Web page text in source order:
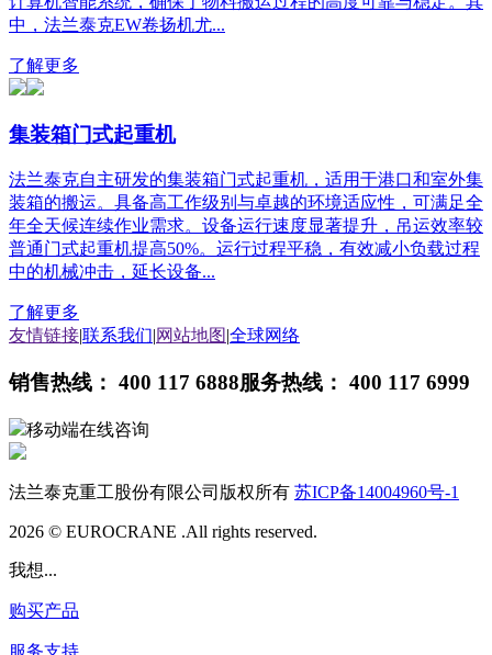
中，法兰泰克EW卷扬机尤...
了解更多
集装箱门式起重机
法兰泰克自主研发的集装箱门式起重机，适用于港口和室外集
装箱的搬运。具备高工作级别与卓越的环境适应性，可满足全
年全天候连续作业需求。设备运行速度显著提升，吊运效率较
普通门式起重机提高50%。运行过程平稳，有效减小负载过程
中的机械冲击，延长设备...
了解更多
友情链接联系我们 网站地图 全球网络
销售热线： 400 117 6888服务热线： 400 117 6999
移动端在线咨询
法兰泰克重工股份有限公司版权所有 苏ICP备14004960号-1
2026 © EUROCRANE .All rights reserved.
我想...
购买产品
服务支持